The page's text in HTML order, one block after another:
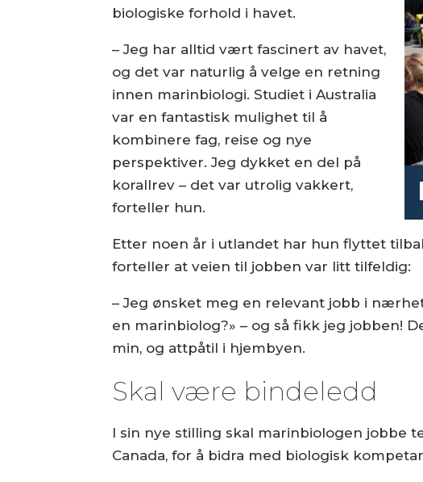
biologiske forhold i havet.
– Jeg har alltid vært fascinert av havet,
og det var naturlig å velge en retning
innen marinbiologi. Studiet i Australia
var en fantastisk mulighet til å
kombinere fag, reise og nye
perspektiver. Jeg dykket en del på
korallrev – det var utrolig vakkert,
forteller hun.
Etter noen år i utlandet har hun flyttet
forteller at veien til jobben var litt tilfeldig:
– Jeg ønsket meg en relevant jobb i
en marinbiolog?» – og så fikk jeg jobben!
min, og attpåtil i hjembyen.
Skal være bindeledd
I sin nye stilling skal marinbiologen jobbe
Canada, for å bidra med biologisk